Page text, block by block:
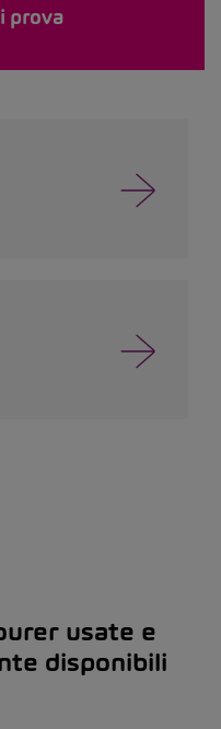
prova
usate e
disponibili